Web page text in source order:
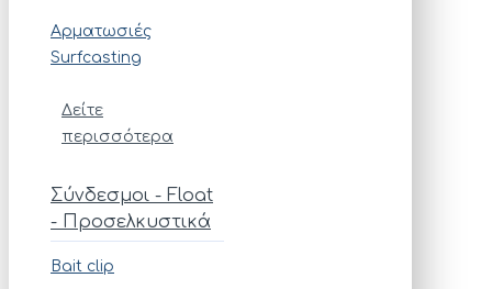
Αρματωσιές
Surfcasting
Δείτε
περισσότερα
Σύνδεσμοι - Float
- Προσελκυστικά
Bait clip